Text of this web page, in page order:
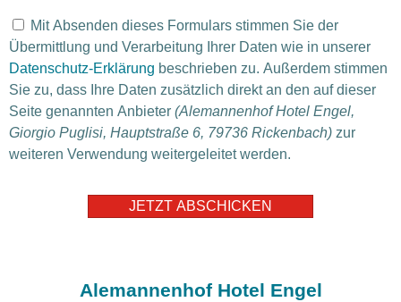
Mit Absenden dieses Formulars stimmen Sie der
Übermittlung und Verarbeitung Ihrer Daten wie in unserer
Datenschutz-Erklärung beschrieben zu. Außerdem stimmen
Sie zu, dass Ihre Daten zusätzlich direkt an den auf dieser
Seite genannten Anbieter (Alemannenhof Hotel Engel,
Giorgio Puglisi, Hauptstraße 6, 79736 Rickenbach) zur
weiteren Verwendung weitergeleitet werden.
Alemannenhof Hotel Engel